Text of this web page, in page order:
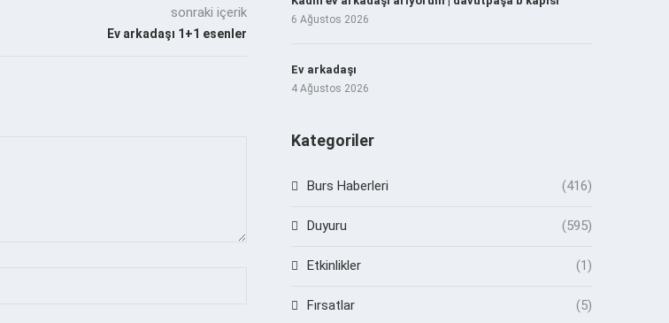
sonraki içerik
Ev arkadaşı 1+1 esenler
6 Ağustos 2026
Ev arkadaşı
4 Ağustos 2026
Kategoriler
Burs Haberleri (416)
Duyuru (595)
Etkinlikler (1)
Fırsatlar (5)